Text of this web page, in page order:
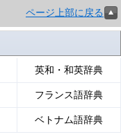
ページ上部に戻る
英和・和英辞典
フランス語辞典
ベトナム語辞典